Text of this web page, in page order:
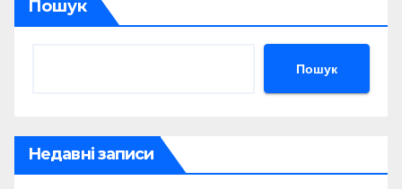
Пошук
Пошук
Недавні записи